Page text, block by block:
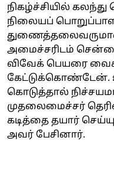
நிகழ்ச்சியில்
நிலையப்
துணைத்தலைவருமான
அமைச்சரிடம்
விவேக் பெயரை
கேட்டுக்கொண்டேன்.
கொடுத்தால்
முதலைமைச்சர்
கடித்தை தயார்
அவர் பேசினார்.